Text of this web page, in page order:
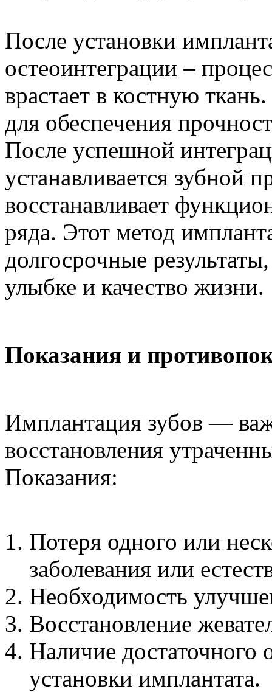
После установки
остеоинтеграции –
врастает в костную
для обеспечения
После успешной
устанавливается зубной
восстанавливает
ряда. Этот метод
долгосрочные
улыбке и качество жизни.
Показания и
Имплантация зубов —
восстановления
Показания:
Потеря одного или
заболевания или
Необходимость
Восстановление
Наличие достаточного
установки имплантата.